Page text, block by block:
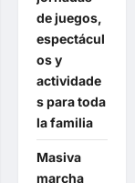
de juegos,
espectácul
os y
actividade
s para toda
la familia
Masiva
marcha